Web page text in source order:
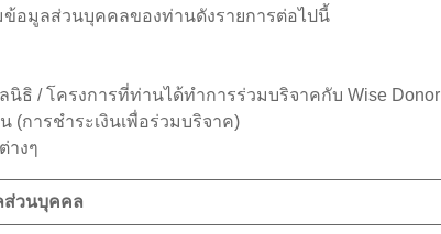
อมูลส่วนบุคคลของท่านดังรายการต่อไปนี้
โครงการที่ท่านได้ทำการร่วมบริจาคกับ Wise Donor
ารชำระเงินเพื่อร่วมบริจาค)
งๆ
ส่วนบุคคล